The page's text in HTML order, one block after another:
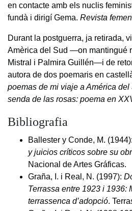
en contacte amb els nuclis
fundà i dirigí Gema. Revista
Durant la postguerra, ja retirada,
Amèrica del Sud —on mantingué
Mistral i Palmira Guillén—i de
autora de dos poemaris en
poemas de mi viaje a América del
senda de las rosas: poema en
Bibliografia
Ballester y Conde, M. (1944):
y juicios críticos sobre su
Nacional de Artes Gráficas.
Graña, I. i Real, N. (1997):
Terrassa entre 1923 i 1936:
terrassenca d’adopció.